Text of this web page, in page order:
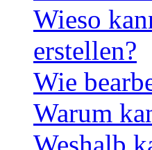
Wieso
erstellen?
Wie
Warum
Weshalb